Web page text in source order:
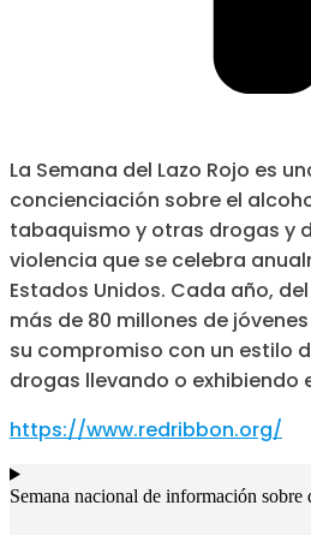
La Semana del Lazo Rojo es
concienciación sobre el
tabaquismo y otras drogas y
violencia que se celebra
Estados Unidos. Cada año,
más de 80 millones de
su compromiso con un estilo
drogas llevando o exhibiendo
https://www.redribbon.org/
Semana nacional de información sobre